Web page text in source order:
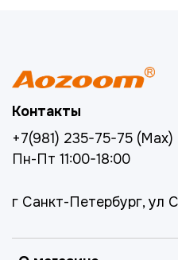
Контакты
+7(981) 235-75-75 (Max)
Пн-Пт 11:00-18:00
г Санкт-Петербург, ул